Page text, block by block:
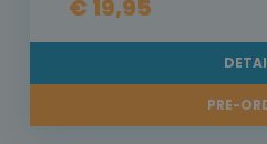
€ 19,95
PRE-